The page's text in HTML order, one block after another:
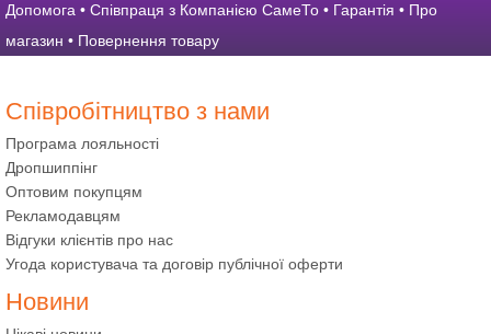
Допомога • Співпраця з Компанією СамеТо • Гарантія • Про
магазин • Повернення товару
Співробітництво з нами
Програма лояльності
Дропшиппінг
Оптовим покупцям
Рекламодавцям
Відгуки клієнтів про нас
Угода користувача та договір публічної оферти
Новини